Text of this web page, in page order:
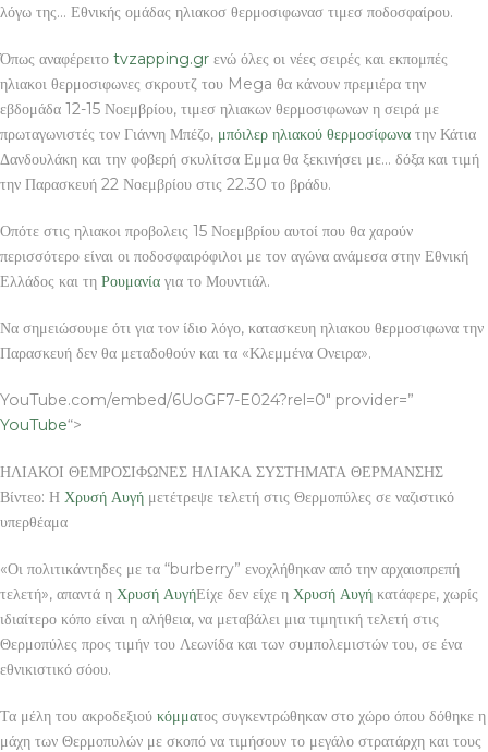
λόγω της… Εθνικής ομάδας ηλιακοσ θερμοσιφωνασ τιμεσ ποδοσφαίρου.
Όπως αναφέρειτο tvzapping.gr ενώ όλες οι νέες σειρές και εκπομπές
ηλιακοι θερμοσιφωνες σκρουτζ του Mega θα κάνουν πρεμιέρα την
εβδομάδα 12-15 Νοεμβρίου, τιμεσ ηλιακων θερμοσιφωνων η σειρά με
πρωταγωνιστές τον Γιάννη Μπέζο, μπόιλερ ηλιακού θερμοσίφωνα την Κάτια
Δανδουλάκη και την φοβερή σκυλίτσα Εμμα θα ξεκινήσει με… δόξα και τιμή
την Παρασκευή 22 Νοεμβρίου στις 22.30 το βράδυ.
Οπότε στις ηλιακοι προβολεις 15 Νοεμβρίου αυτοί που θα χαρούν
περισσότερο είναι οι ποδοσφαιρόφιλοι με τον αγώνα ανάμεσα στην Εθνική
Ελλάδος και τη Ρουμανία για το Μουντιάλ.
Να σημειώσουμε ότι για τον ίδιο λόγο, κατασκευη ηλιακου θερμοσιφωνα την
Παρασκευή δεν θα μεταδοθούν και τα «Κλεμμένα Ονειρα».
YouTube.com/embed/6UoGF7-E024?rel=0″ provider=”
YouTube“>
ΗΛΙΑΚΟΙ ΘΕΜΡΟΣΙΦΩΝΕΣ ΗΛΙΑΚΑ ΣΥΣΤΗΜΑΤΑ ΘΕΡΜΑΝΣΗΣ
Βίντεο: Η Χρυσή Αυγή μετέτρεψε τελετή στις Θερμοπύλες σε ναζιστικό
υπερθέαμα
«Οι πολιτικάντηδες με τα “burberry” ενοχλήθηκαν από την αρχαιοπρεπή
τελετή», απαντά η Χρυσή ΑυγήΕίχε δεν είχε η Χρυσή Αυγή κατάφερε, χωρίς
ιδιαίτερο κόπο είναι η αλήθεια, να μεταβάλει μια τιμητική τελετή στις
Θερμοπύλες προς τιμήν του Λεωνίδα και των συμπολεμιστών του, σε ένα
εθνικιστικό σόου.
Τα μέλη του ακροδεξιού κόμματος συγκεντρώθηκαν στο χώρο όπου δόθηκε η
μάχη των Θερμοπυλών με σκοπό να τιμήσουν το μεγάλο στρατάρχη και τους